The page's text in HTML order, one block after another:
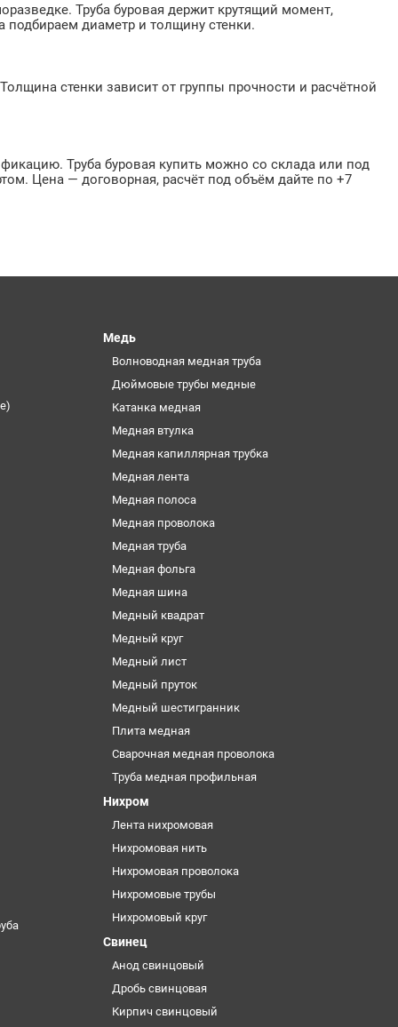
Труба буровая держит крутящий момент,
диаметр и толщину стенки.
стенки зависит от группы прочности и расчётной
Труба буровая купить можно со склада или под
Цена — договорная, расчёт под объём дайте по +7
Медь
Волноводная медная труба
Дюймовые трубы медные
Катанка медная
Медная втулка
Медная капиллярная трубка
Медная лента
Медная полоса
Медная проволока
Медная труба
Медная фольга
Медная шина
Медный квадрат
Медный круг
Медный лист
Медный пруток
Медный шестигранник
Плита медная
Сварочная медная проволока
Труба медная профильная
Нихром
Лента нихромовая
Нихромовая нить
Нихромовая проволока
Нихромовые трубы
Нихромовый круг
Свинец
Анод свинцовый
Дробь свинцовая
Кирпич свинцовый